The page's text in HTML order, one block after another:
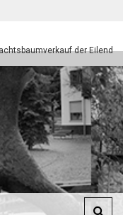
der Eilendorfer